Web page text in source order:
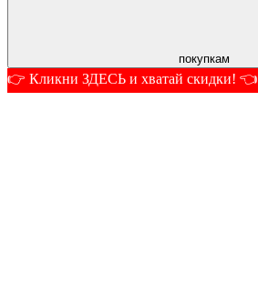
покупкам
👉 Кликни ЗДЕСЬ и хватай скидки! 👈